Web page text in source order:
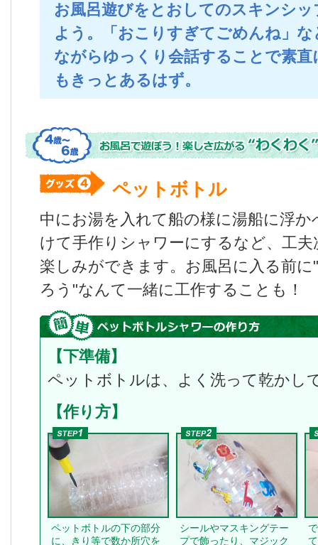
お風呂遊びをとおしてのスキンシ
よう。「おこりすぎてごめんね」
ながらゆっくり会話することで素
もきっとあるはず。
ペットボトル
中にお湯を入れて船の様に湯船に浮
けて手作りシャワーにするなど、工
楽しみができます。お風呂に入る前
ろう"なんて一緒に工作することも！
【下準備】
ペットボトルは、よく洗って乾かし
【作り方】
ペットボトルの下の部分
に、きり等で数か所穴を
シールやマスキングテー
プで飾ったり、マジック